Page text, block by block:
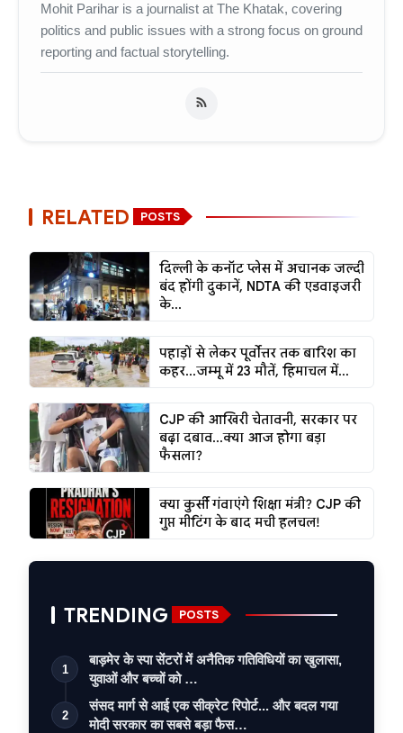
Mohit Parihar is a journalist at The Khatak, covering
politics and public issues with a strong focus on ground
reporting and factual storytelling.
RELATED POSTS
दिल्ली के कनॉट प्लेस में अचानक जल्दी
बंद होंगी दुकानें, NDTA की एडवाइजरी
के...
पहाड़ों से लेकर पूर्वोत्तर तक बारिश का
कहर...जम्मू में 23 मौतें, हिमाचल में...
CJP की आखिरी चेतावनी, सरकार पर
बढ़ा दबाव...क्या आज होगा बड़ा
फैसला?
क्या कुर्सी गंवाएंगे शिक्षा मंत्री? CJP की
गुप्त मीटिंग के बाद मची हलचल!
TRENDING POSTS
1
बाड़मेर के स्पा सेंटरों में अनैतिक गतिविधियों का खुलासा,
युवाओं और बच्चों को …
2
संसद मार्ग से आई एक सीक्रेट रिपोर्ट... और बदल गया
मोदी सरकार का सबसे बड़ा फैस…